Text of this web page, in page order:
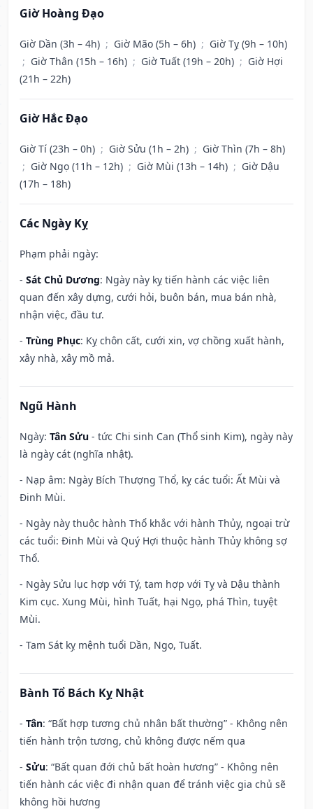
Giờ Hoàng Đạo
Giờ Dần (3h – 4h) ; Giờ Mão (5h – 6h) ; Giờ Tỵ (9h – 10h)
; Giờ Thân (15h – 16h) ; Giờ Tuất (19h – 20h) ; Giờ Hợi
(21h – 22h)
Giờ Hắc Đạo
Giờ Tí (23h – 0h) ; Giờ Sửu (1h – 2h) ; Giờ Thìn (7h – 8h)
; Giờ Ngọ (11h – 12h) ; Giờ Mùi (13h – 14h) ; Giờ Dậu
(17h – 18h)
Các Ngày Kỵ
Phạm phải ngày:
- Sát Chủ Dương: Ngày này kỵ tiến hành các việc liên
quan đến xây dựng, cưới hỏi, buôn bán, mua bán nhà,
nhận việc, đầu tư.
- Trùng Phục: Kỵ chôn cất, cưới xin, vợ chồng xuất hành,
xây nhà, xây mồ mả.
Ngũ Hành
Ngày: Tân Sửu - tức Chi sinh Can (Thổ sinh Kim), ngày này
là ngày cát (nghĩa nhật).
- Nạp âm: Ngày Bích Thượng Thổ, kỵ các tuổi: Ất Mùi và
Đinh Mùi.
- Ngày này thuộc hành Thổ khắc với hành Thủy, ngoại trừ
các tuổi: Đinh Mùi và Quý Hợi thuộc hành Thủy không sợ
Thổ.
- Ngày Sửu lục hợp với Tý, tam hợp với Tỵ và Dậu thành
Kim cục. Xung Mùi, hình Tuất, hại Ngọ, phá Thìn, tuyệt
Mùi.
- Tam Sát kỵ mệnh tuổi Dần, Ngọ, Tuất.
Bành Tổ Bách Kỵ Nhật
- Tân: “Bất hợp tương chủ nhân bất thường” - Không nên
tiến hành trộn tương, chủ không được nếm qua
- Sửu: “Bất quan đới chủ bất hoàn hương” - Không nên
tiến hành các việc đi nhận quan để tránh việc gia chủ sẽ
không hồi hương